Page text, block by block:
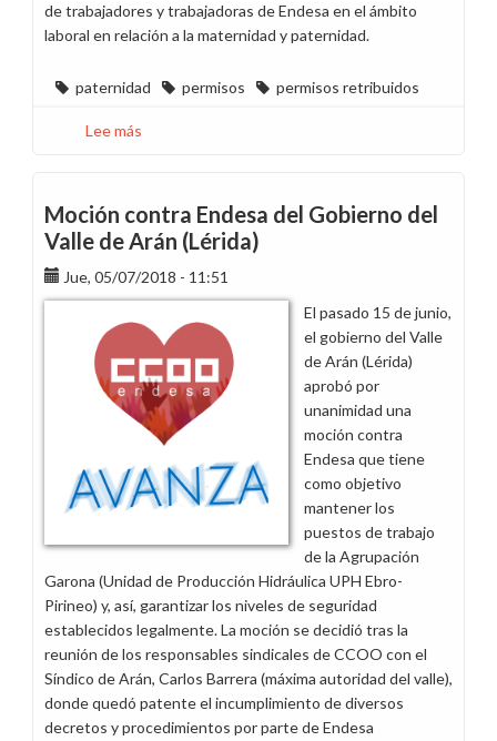
de trabajadores y trabajadoras de Endesa en el ámbito
laboral en relación a la maternidad y paternidad.
paternidad permisos permisos retribuidos
Lee más
paternidad
se
amplía
a
cinco
semanas
Moción contra Endesa del Gobierno del
Valle de Arán (Lérida)
Jue, 05/07/2018 - 11:51
El pasado 15 de junio,
el gobierno del Valle
de Arán (Lérida)
aprobó por
unanimidad una
moción contra
Endesa que tiene
como objetivo
mantener los
puestos de trabajo
de la Agrupación
Garona (Unidad de Producción Hidráulica UPH Ebro-
Pirineo) y, así, garantizar los niveles de seguridad
establecidos legalmente. La moción se decidió tras la
reunión de los responsables sindicales de CCOO con el
Síndico de Arán, Carlos Barrera (máxima autoridad del valle),
donde quedó patente el incumplimiento de diversos
decretos y procedimientos por parte de Endesa